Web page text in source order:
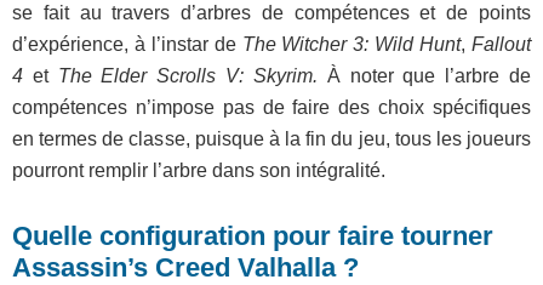
se fait au travers d’arbres de compétences et de points
d’expérience, à l’instar de The Witcher 3: Wild Hunt,Fallout
4 et The Elder Scrolls V: Skyrim. À noter que l’arbre de
compétences n’impose pas de faire des choix spécifiques
en termes de classe, puisque à la fin du jeu, tous les joueurs
pourront remplir l’arbre dans son intégralité.
Quelle configuration pour faire tourner
Assassin’s Creed Valhalla ?